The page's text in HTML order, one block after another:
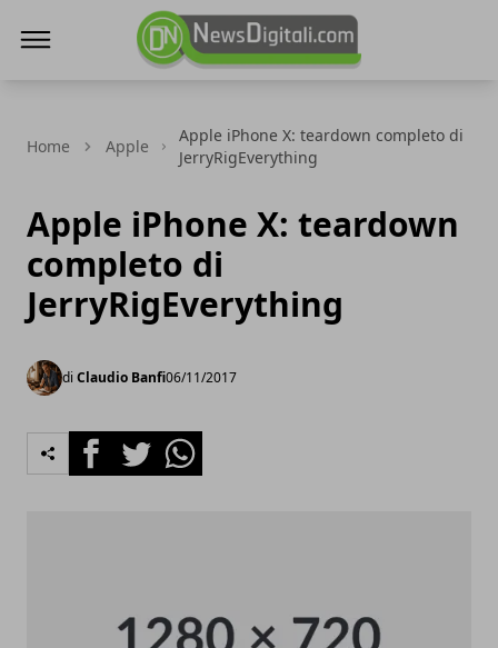
Home Apple
Apple iPhone X: teardown completo di
JerryRigEverything
Apple iPhone X: teardown
completo di
JerryRigEverything
di Claudio Banfi06/11/2017
FacebookTwitterWhatsapp